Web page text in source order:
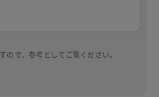
ので、参考としてご覧ください。